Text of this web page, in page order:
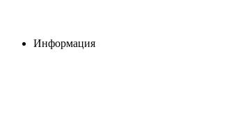
Информация